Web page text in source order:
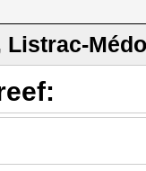
Listrac-